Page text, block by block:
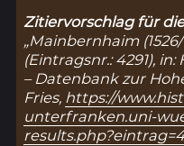
Zitiervorschlag für
„Mainbernhaim (1526/
(Eintragsnr.: 4291),
– Datenbank zur
Fries, https://
unterfranken.uni-